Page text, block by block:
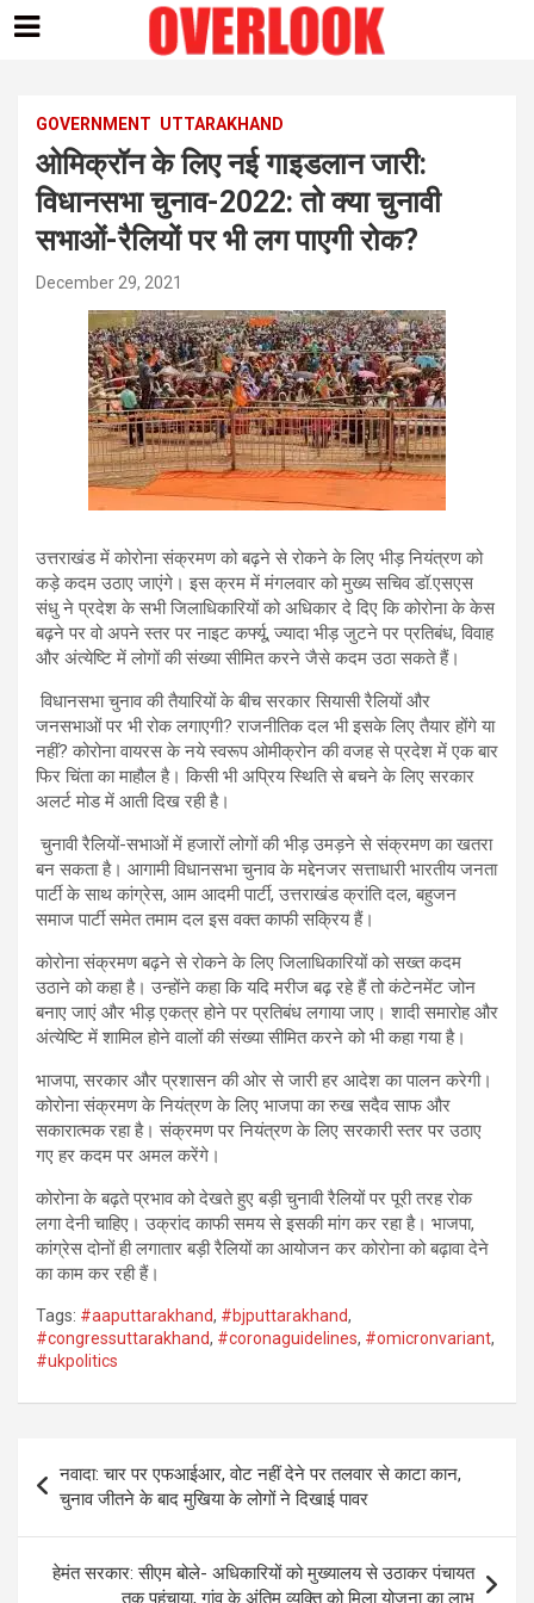
contentGOVERNMENT UTTARAKHAND
ओमिक्रॉन के लिए नई गाइडलान जारी:
विधानसभा चुनाव-2022: तो क्या चुनावी
सभाओं-रैलियों पर भी लग पाएगी रोक?
December 29, 2021
उत्तराखंड में कोरोना संक्रमण को बढ़ने से रोकने के लिए भीड़ नियंत्रण को
कड़े कदम उठाए जाएंगे। इस क्रम में मंगलवार को मुख्य सचिव डॉ.एसएस
संधु ने प्रदेश के सभी जिलाधिकारियों को अधिकार दे दिए कि कोरोना के केस
बढ़ने पर वो अपने स्तर पर नाइट कर्फ्यू, ज्यादा भीड़ जुटने पर प्रतिबंध, विवाह
और अंत्येष्टि में लोगों की संख्या सीमित करने जैसे कदम उठा सकते हैं।
विधानसभा चुनाव की तैयारियों के बीच सरकार सियासी रैलियों और
जनसभाओं पर भी रोक लगाएगी? राजनीतिक दल भी इसके लिए तैयार होंगे या
नहीं? कोरोना वायरस के नये स्वरूप ओमीक्रोन की वजह से प्रदेश में एक बार
फिर चिंता का माहौल है। किसी भी अप्रिय स्थिति से बचने के लिए सरकार
अलर्ट मोड में आती दिख रही है।
चुनावी रैलियों-सभाओं में हजारों लोगों की भीड़ उमड़ने से संक्रमण का खतरा
बन सकता है। आगामी विधानसभा चुनाव के मद्देनजर सत्ताधारी भारतीय जनता
पार्टी के साथ कांग्रेस, आम आदमी पार्टी, उत्तराखंड क्रांति दल, बहुजन
समाज पार्टी समेत तमाम दल इस वक्त काफी सक्रिय हैं।
कोरोना संक्रमण बढ़ने से रोकने के लिए जिलाधिकारियों को सख्त कदम
उठाने को कहा है। उन्होंने कहा कि यदि मरीज बढ़ रहे हैं तो कंटेनमेंट जोन
बनाए जाएं और भीड़ एकत्र होने पर प्रतिबंध लगाया जाए। शादी समारोह और
अंत्येष्टि में शामिल होने वालों की संख्या सीमित करने को भी कहा गया है।
भाजपा, सरकार और प्रशासन की ओर से जारी हर आदेश का पालन करेगी।
कोरोना संक्रमण के नियंत्रण के लिए भाजपा का रुख सदैव साफ और
सकारात्मक रहा है। संक्रमण पर नियंत्रण के लिए सरकारी स्तर पर उठाए
गए हर कदम पर अमल करेंगे।
कोरोना के बढ़ते प्रभाव को देखते हुए बड़ी चुनावी रैलियों पर पूरी तरह रोक
लगा देनी चाहिए। उक्रांद काफी समय से इसकी मांग कर रहा है। भाजपा,
कांग्रेस दोनों ही लगातार बड़ी रैलियों का आयोजन कर कोरोना को बढ़ावा देने
का काम कर रही हैं।
Tags: #aaputtarakhand, #bjputtarakhand,
#congressuttarakhand, #coronaguidelines, #omicronvariant,
#ukpolitics
navigation
नवादा: चार पर एफआईआर, वोट नहीं देने पर तलवार से काटा कान,
चुनाव जीतने के बाद मुखिया के लोगों ने दिखाई पावर
हेमंत सरकार: सीएम बोले- अधिकारियों को मुख्यालय से उठाकर पंचायत
तक पहुंचाया, गांव के अंतिम व्यक्ति को मिला योजना का लाभ